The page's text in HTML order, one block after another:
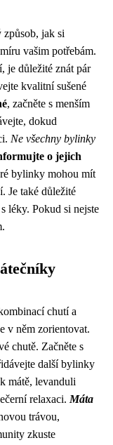
jak si
vašim potřebám.
je důležité znát pár
kvalitní sušené
, začněte s menším
dokud
Ne všechny bylinky
o jejich
bylinky mohou mít
Je také důležité
léky. Pokud si nejste
chutí a
v něm zorientovat.
chutě. Začněte s
další bylinky
mátě, levanduli
relaxaci. Máta
trávou,
zkuste